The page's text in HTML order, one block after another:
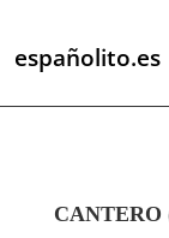
españolito.es
CANTERO